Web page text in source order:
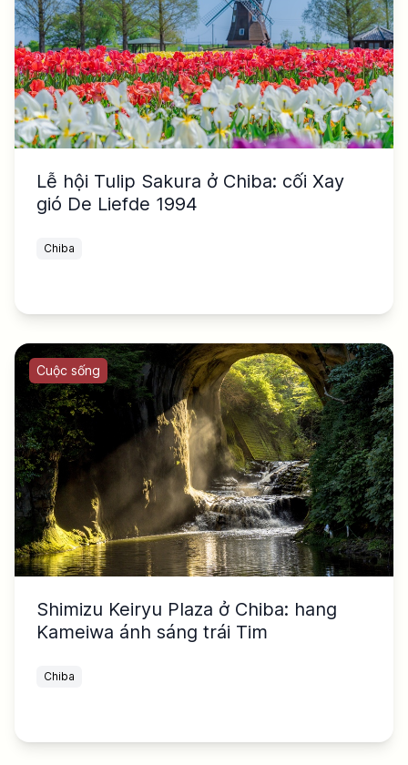
Lễ hội Tulip Sakura ở Chiba: cối Xay
gió De Liefde 1994
Chiba
Cuộc sống
Shimizu Keiryu Plaza ở Chiba: hang
Kameiwa ánh sáng trái Tim
Chiba